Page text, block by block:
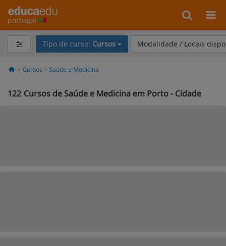
portugal
Tipo de curso: Cursos Modalidade / Locais
Cursos Saúde e Medicina
122 Cursos de Saúde e Medicina em Porto - Cidade